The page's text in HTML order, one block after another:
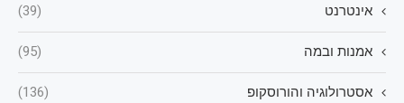
אינטרנט (39)
אמנות ובמה (95)
אסטרולוגיה והורוסקופ (136)